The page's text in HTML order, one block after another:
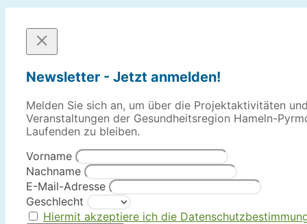
Newsletter - Jetzt anmelden!
Melden Sie sich an, um über die Projektaktivitäten
Veranstaltungen der Gesundheitsregion Hameln-
Laufenden zu bleiben.
Vorname
Nachname
E-Mail-Adresse
Geschlecht
Hiermit akzeptiere ich die